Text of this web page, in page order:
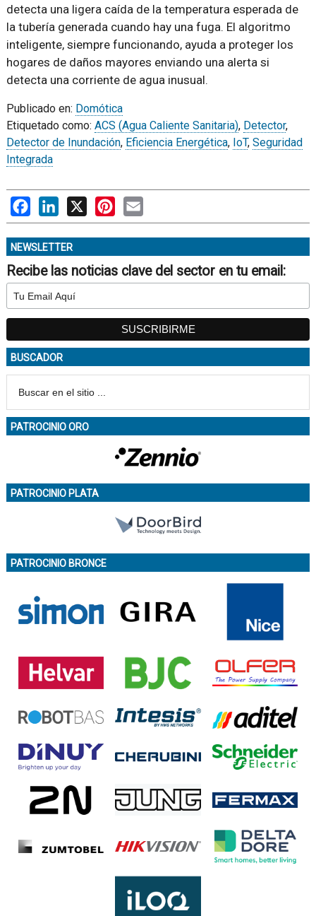
detecta una ligera caída de la temperatura esperada de
la tubería generada cuando hay una fuga. El algoritmo
inteligente, siempre funcionando, ayuda a proteger los
hogares de daños mayores enviando una alerta si
detecta una corriente de agua inusual.
Publicado en: Domótica
Etiquetado como: ACS (Agua Caliente Sanitaria), Detector,
Detector de Inundación, Eficiencia Energética, IoT, Seguridad
Integrada
FacebookLinkedIn
X PinterestEmail
NEWSLETTER
Recibe las noticias clave del sector en tu email:
BUSCADOR
PATROCINIO ORO
PATROCINIO PLATA
PATROCINIO BRONCE